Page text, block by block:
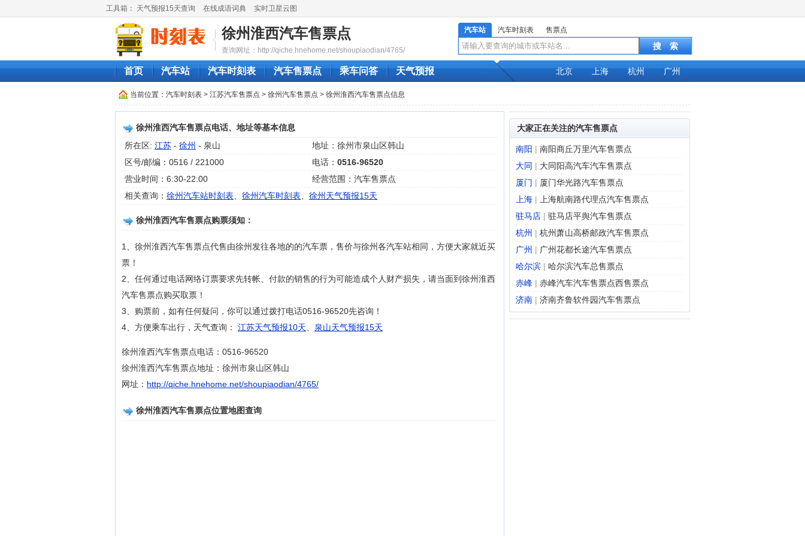
工具箱： 天气预报15天查询 在线成语词典 实时卫星云图
徐州淮西汽车售票点
查询网址：http://qiche.hnehome.net/shoupiaodian/4765/
汽车站 汽车时刻表 售票点
首页 汽车站 汽车时刻表 汽车售票点 乘车问答 天气预报 北京 上海 杭州 广州
当前位置： 汽车时刻表 > 江苏汽车售票点 > 徐州汽车售票点 > 徐州淮西汽车售票点信息
徐州淮西汽车售票点电话、地址等基本信息
所在区: 江苏 - 徐州 - 泉山
地址：徐州市泉山区韩山
区号/邮编：0516 / 221000
电话： 0516-96520
营业时间：6:30-22:00
经营范围：汽车售票点
相关查询： 徐州汽车站时刻表 徐州汽车时刻表 徐州天气预报15天
徐州淮西汽车售票点购票须知：
1、徐州淮西汽车售票点代售由徐州发往各地的的汽车票，售价与徐州各汽车站相同，方便大家就近买
票！
2、任何通过电话网络订票要求先转帐、付款的销售的行为可能造成个人财产损失，请当面到徐州淮西
汽车售票点购买取票！
3、购票前，如有任何疑问，你可以通过拨打电话0516-96520先咨询！
4、方便乘车出行，天气查询： 江苏天气预报10天 泉山天气预报15天
徐州淮西汽车售票点电话：0516-96520
徐州淮西汽车售票点地址：徐州市泉山区韩山
网址： http://qiche.hnehome.net/shoupiaodian/4765/
徐州淮西汽车售票点位置地图查询
大家正在关注的汽车售票点
南阳 | 南阳商丘万里汽车售票点
大同 | 大同阳高汽车汽车售票点
厦门 | 厦门华光路汽车售票点
上海 |
上海航南路代理点汽车售票点
驻马店 | 驻马店平舆汽车售票点
杭州 | 杭州萧山高桥邮政汽车售票点
广州 | 广州花都长途汽车售票点‎
哈尔滨 | 哈尔滨汽车总售票点
赤峰 | 赤峰汽车汽车售票点西售票点
济南 | 济南齐鲁软件园汽车售票点